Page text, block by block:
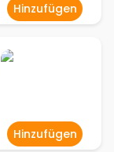
Hinzufügen
Hinzufügen